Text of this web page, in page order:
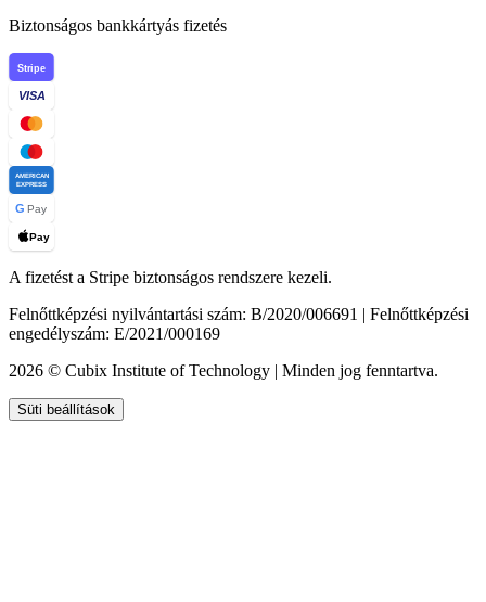
Biztonságos bankkártyás fizetés
Stripe
VISA
AMERICAN
EXPRESS
G Pay
Pay
A fizetést a Stripe biztonságos rendszere kezeli.
Felnőttképzési nyilvántartási szám: B/2020/006691 | Felnőttképzési
engedélyszám: E/2021/000169
2026 © Cubix Institute of Technology | Minden jog fenntartva.
Süti beállítások